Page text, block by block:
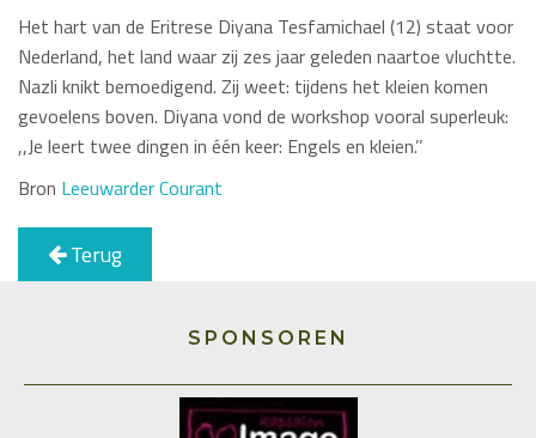
Het hart van de Eritrese Diyana Tesfamichael (12) staat voor
Nederland, het land waar zij zes jaar geleden naartoe vluchtte.
Nazli knikt bemoedigend. Zij weet: tijdens het kleien komen
gevoelens boven. Diyana vond de workshop vooral superleuk:
,,Je leert twee dingen in één keer: Engels en kleien.’’
Bron Leeuwarder Courant
Terug
SPONSOREN